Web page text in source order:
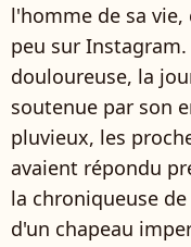
l'homme de sa
peu sur
douloureuse, la
soutenue par son
pluvieux, les
avaient répondu
la chroniqueuse
d'un chapeau